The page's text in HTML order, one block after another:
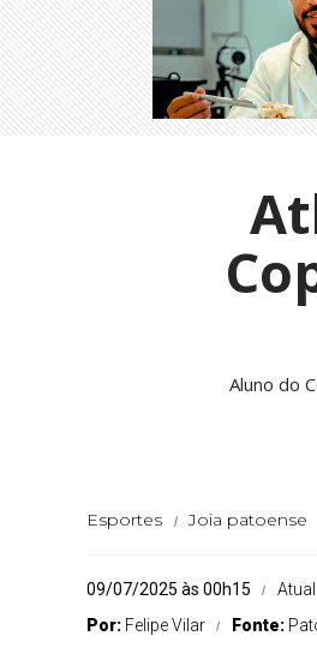
Aluno do
Esportes Joia patoense
09/07/2025 às 00h15
Por: Felipe Vilar Fonte: